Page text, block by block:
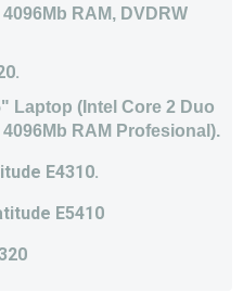
RAM, DVDRW
Laptop (Intel Core 2 Duo
RAM Profesional).
E4310.
E5410